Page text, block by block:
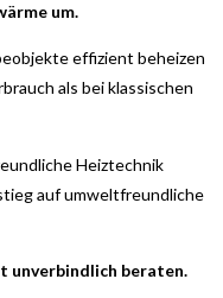
um.
effizient beheizen
als bei klassischen
Heiztechnik
auf umweltfreundliche
unverbindlich beraten.